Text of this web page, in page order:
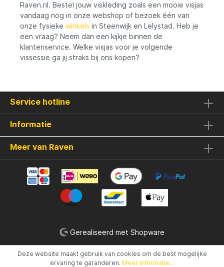
Raven.nl. Bestel jouw viskleding zoals een mooie visjas
vandaag nog in onze webshop of bezoek één van
onze fysieke winkels in Steenwijk en Lelystad. Heb je
een vraag? Neem dan een kijkje binnen de
klantenservice. Welke visjas voor je volgende
vissessie ga jij straks bij ons kopen?
Service hotline
Informatie
Meer van Raven
Gerealiseerd met Shopware
Deze website maakt gebruik van cookies om de best mogelijke
ervaring te garanderen. Meer informatie...